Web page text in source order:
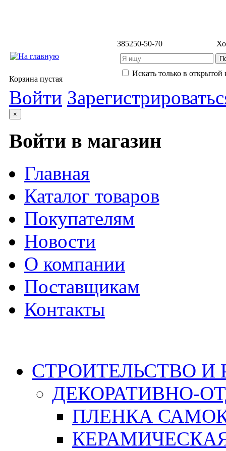
385250-50-70
Искать только в открытой
Корзина пустая
Войти
×
Войти в магазин
Главная
Каталог товаров
Покупателям
Новости
О компании
Поставщикам
Контакты
СТРОИТЕЛЬСТВО И
ДЕКОРАТИВНО-
ПЛЕНКА